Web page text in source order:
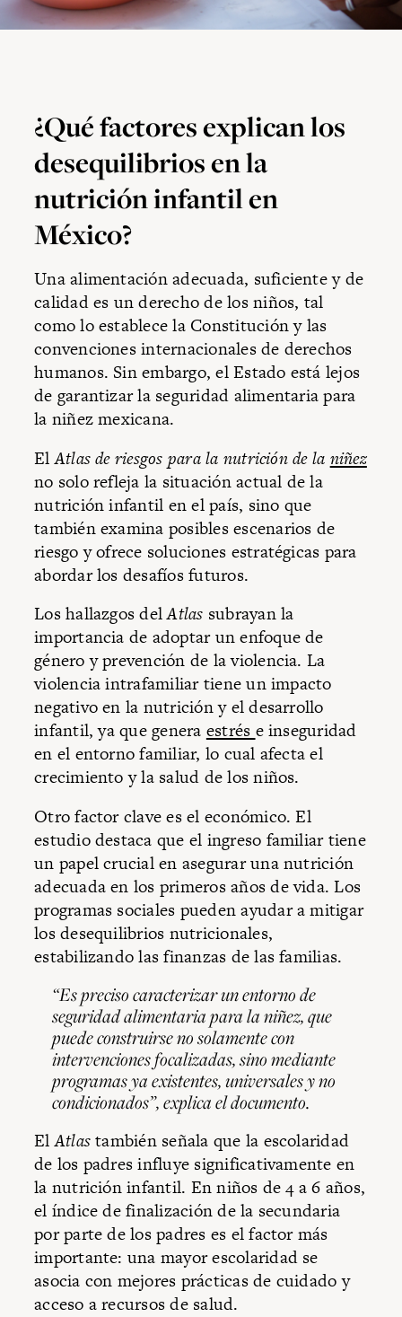
¿Qué factores explican los
desequilibrios en la
nutrición infantil en
México?
Una alimentación adecuada, suficiente y de
calidad es un derecho de los niños, tal
como lo establece la Constitución y las
convenciones internacionales de derechos
humanos. Sin embargo, el Estado está lejos
de garantizar la seguridad alimentaria para
la niñez mexicana.
ElAtlas de riesgos para la nutrición de la niñez
no solo refleja la situación actual de la
nutrición infantil en el país, sino que
también examina posibles escenarios de
riesgo y ofrece soluciones estratégicas para
abordar los desafíos futuros.
Los hallazgos delAtlas subrayan la
importancia de adoptar un enfoque de
género y prevención de la violencia. La
violencia intrafamiliar tiene un impacto
negativo en la nutrición y el desarrollo
infantil, ya que genera estrés e inseguridad
en el entorno familiar, lo cual afecta el
crecimiento y la salud de los niños.
Otro factor clave es el económico. El
estudio destaca que el ingreso familiar tiene
un papel crucial en asegurar una nutrición
adecuada en los primeros años de vida. Los
programas sociales pueden ayudar a mitigar
los desequilibrios nutricionales,
estabilizando las finanzas de las familias.
“Es preciso caracterizar un entorno de
seguridad alimentaria para la niñez, que
puede construirse no solamente con
intervenciones focalizadas, sino mediante
programas ya existentes, universales y no
condicionados”, explica el documento.
ElAtlastambién señala que la escolaridad
de los padres influye significativamente en
la nutrición infantil. En niños de 4 a 6 años,
el índice de finalización de la secundaria
por parte de los padres es el factor más
importante: una mayor escolaridad se
asocia con mejores prácticas de cuidado y
acceso a recursos de salud.